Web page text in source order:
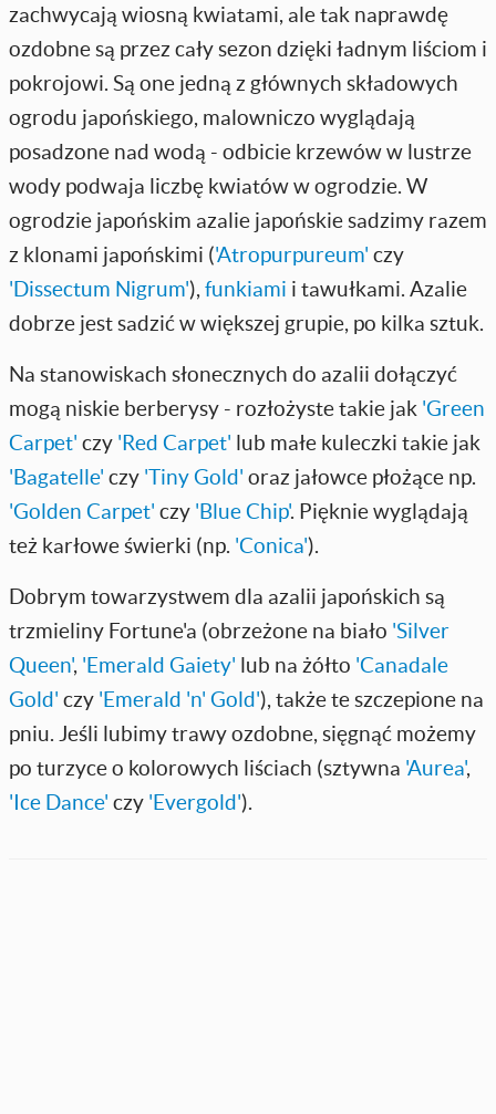
zachwycają wiosną kwiatami, ale tak naprawdę
ozdobne są przez cały sezon dzięki ładnym liściom i
pokrojowi. Są one jedną z głównych składowych
ogrodu japońskiego, malowniczo wyglądają
posadzone nad wodą - odbicie krzewów w lustrze
wody podwaja liczbę kwiatów w ogrodzie. W
ogrodzie japońskim azalie japońskie sadzimy razem
z klonami japońskimi ('Atropurpureum' czy
'Dissectum Nigrum'), funkiami i tawułkami. Azalie
dobrze jest sadzić w większej grupie, po kilka sztuk.
Na stanowiskach słonecznych do azalii dołączyć
mogą niskie berberysy - rozłożyste takie jak 'Green
Carpet' czy 'Red Carpet' lub małe kuleczki takie jak
'Bagatelle' czy 'Tiny Gold' oraz jałowce płożące np.
'Golden Carpet' czy 'Blue Chip'. Pięknie wyglądają
też karłowe świerki (np. 'Conica').
Dobrym towarzystwem dla azalii japońskich są
trzmieliny Fortune'a (obrzeżone na biało 'Silver
Queen', 'Emerald Gaiety' lub na żółto 'Canadale
Gold' czy 'Emerald 'n' Gold'), także te szczepione na
pniu. Jeśli lubimy trawy ozdobne, sięgnąć możemy
po turzyce o kolorowych liściach (sztywna 'Aurea',
'Ice Dance' czy 'Evergold').